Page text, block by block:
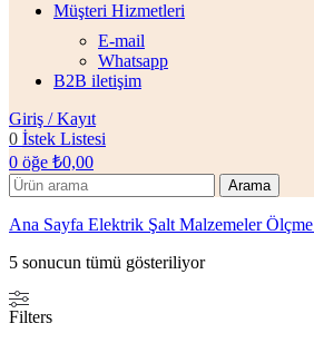
Müşteri Hizmetleri
E-mail
Whatsapp
B2B iletişim
Giriş / Kayıt
0 İstek Listesi
0 öğe ₺0,00
Arama
Ana Sayfa Elektrik Şalt MalzemelerÖlçme
5 sonucun tümü gösteriliyor
Filters